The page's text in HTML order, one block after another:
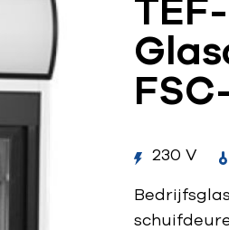
TEF-
230 V